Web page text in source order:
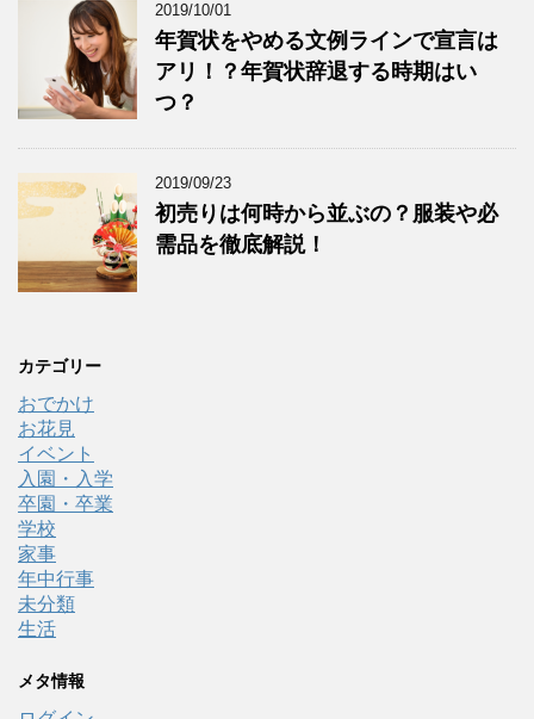
2019/10/01
年賀状をやめる文例ラインで宣言は
アリ！？年賀状辞退する時期はい
つ？
2019/09/23
初売りは何時から並ぶの？服装や必
需品を徹底解説！
カテゴリー
おでかけ
お花見
イベント
入園・入学
卒園・卒業
学校
家事
年中行事
未分類
生活
メタ情報